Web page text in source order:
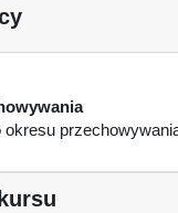
okresu